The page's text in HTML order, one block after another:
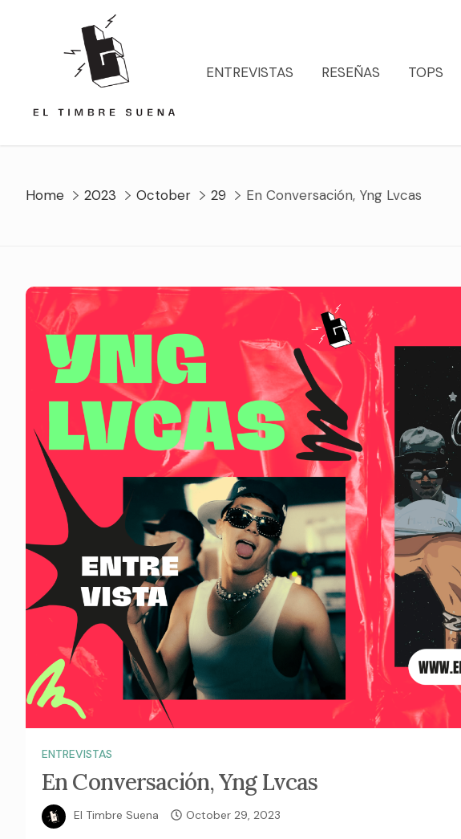
ENTREVISTAS
RESEÑAS TOPS
Home 2023 October 29 En Conversación, Yng Lvcas
ENTREVISTAS
En Conversación, Yng Lvcas
El Timbre Suena October 29, 2023